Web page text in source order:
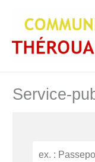
contenu
Service-